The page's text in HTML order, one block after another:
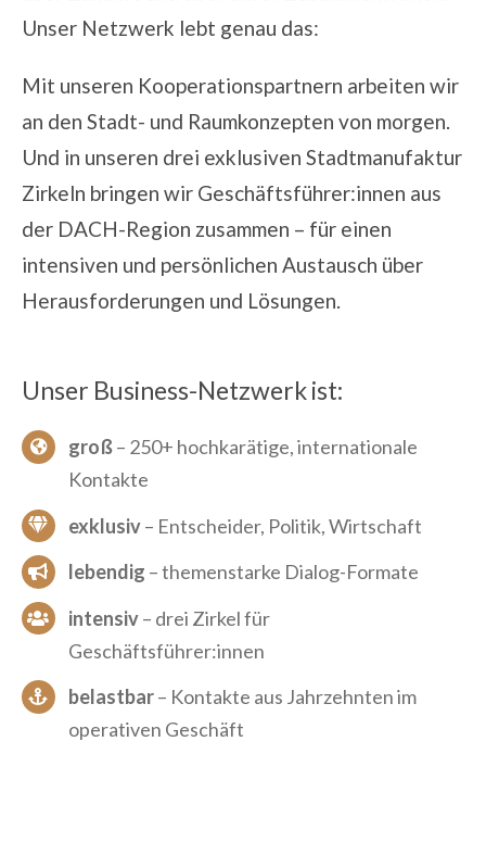
Unser Netzwerk lebt genau das:
Mit unseren Kooperationspartnern arbeiten wir
an den Stadt- und Raumkonzepten von morgen.
Und in unseren drei exklusiven Stadtmanufaktur
Zirkeln bringen wir Geschäftsführer:innen aus
der DACH-Region zusammen – für einen
intensiven und persönlichen Austausch über
Herausforderungen und Lösungen.
Unser Business-Netzwerk ist:
groß– 250+ hochkarätige, internationale
Kontakte
exklusiv– Entscheider, Politik, Wirtschaft
lebendig – themenstarke Dialog-Formate
intensiv– drei Zirkel für
Geschäftsführer:innen
belastbar– Kontakte aus Jahrzehnten im
operativen Geschäft